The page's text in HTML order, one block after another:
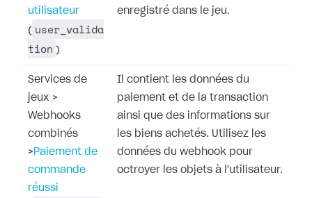
utilisateur
( user_valida
tion )
enregistré dans le jeu.
Services de
jeux >
Webhooks
combinés
> Paiement de
commande
réussi
Il contient les données du
paiement et de la transaction
ainsi que des informations sur
les biens achetés. Utilisez les
données du webhook pour
octroyer les objets à l'utilisateur.